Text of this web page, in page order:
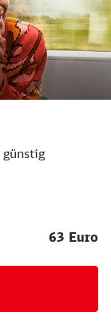
günstig
63 Euro